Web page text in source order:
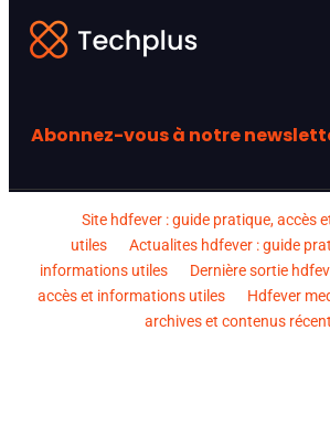
Abonnez-vous à notre
Site hdfever : guide pratique, accès
utiles
Actualites hdfever : guide
informations utiles
Dernière sortie
accès et informations utiles
Hdfever
archives et contenus